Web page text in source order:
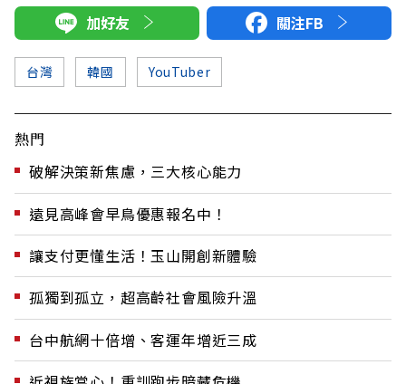
加好友 關注FB
台灣 韓國 YouTuber
熱門
破解決策新焦慮，三大核心能力
遠見高峰會早鳥優惠報名中！
讓支付更懂生活！玉山開創新體驗
孤獨到孤立，超高齡社會風險升溫
台中航網十倍增、客運年增近三成